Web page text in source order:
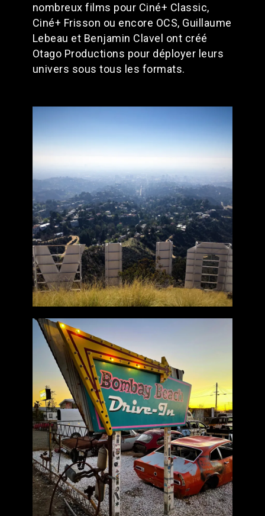
nombreux films pour Ciné+ Classic,
Ciné+ Frisson ou encore OCS, Guillaume
Lebeau et Benjamin Clavel ont créé
Otago Productions pour déployer leurs
univers sous tous les formats.